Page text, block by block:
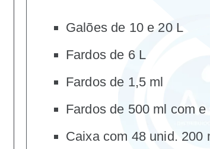
Galões de 10 e 20 L
Fardos de 6 L
Fardos de 1,5 ml
Fardos de 500 ml com
Caixa com 48 unid. 200